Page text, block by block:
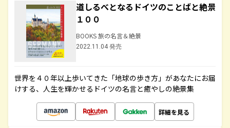
道しるべとなるドイツのことばと絶景
１００
BOOKS 旅の名言＆絶景
2022.11.04 発売
世界を４０年以上歩いてきた「地球の歩き方」があなたにお届
けする、人生を輝かせるドイツの名言と癒やしの絶景集
詳細を見る